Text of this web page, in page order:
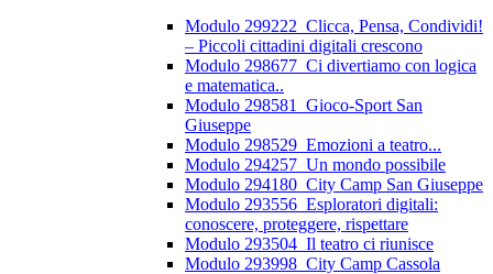
Modulo 299222_Clicca, Pensa, Condividi!
– Piccoli cittadini digitali crescono
Modulo 298677_Ci divertiamo con logica
e matematica..
Modulo 298581_Gioco-Sport San
Giuseppe
Modulo 298529_Emozioni a teatro...
Modulo 294257_Un mondo possibile
Modulo 294180_City Camp San Giuseppe
Modulo 293556_Esploratori digitali:
conoscere, proteggere, rispettare
Modulo 293504_Il teatro ci riunisce
Modulo 293998_City Camp Cassola